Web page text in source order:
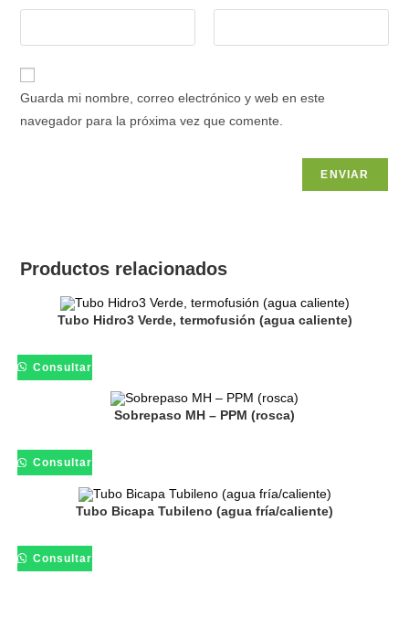
Guarda mi nombre, correo electrónico y web en este
navegador para la próxima vez que comente.
Productos relacionados
Tubo Hidro3 Verde, termofusión (agua caliente)
Consultar
Sobrepaso MH – PPM (rosca)
Consultar
Tubo Bicapa Tubileno (agua fría/caliente)
Consultar